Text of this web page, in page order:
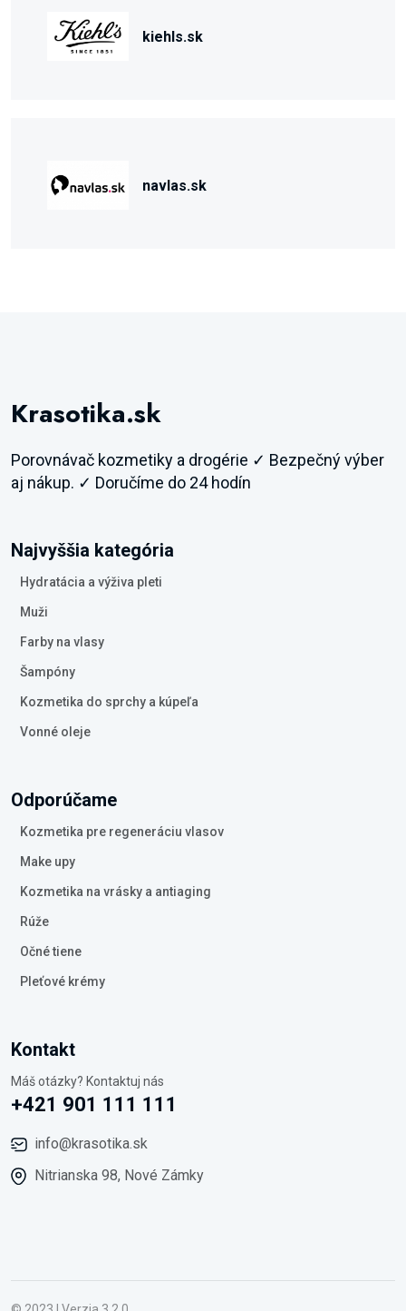
kiehls.sk
navlas.sk
Krasotika.sk
Porovnávač kozmetiky a drogérie ✓ Bezpečný výber
aj nákup. ✓ Doručíme do 24 hodín
Najvyššia kategória
Hydratácia a výživa pleti
Muži
Farby na vlasy
Šampóny
Kozmetika do sprchy a kúpeľa
Vonné oleje
Odporúčame
Kozmetika pre regeneráciu vlasov
Make upy
Kozmetika na vrásky a antiaging
Rúže
Očné tiene
Pleťové krémy
Kontakt
Máš otázky? Kontaktuj nás
+421 901 111 111
info@krasotika.sk
Nitrianska 98, Nové Zámky